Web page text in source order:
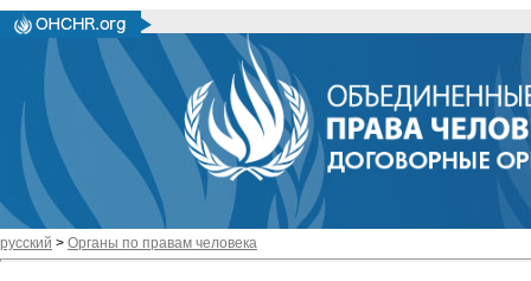
русский > Органы по правам человека